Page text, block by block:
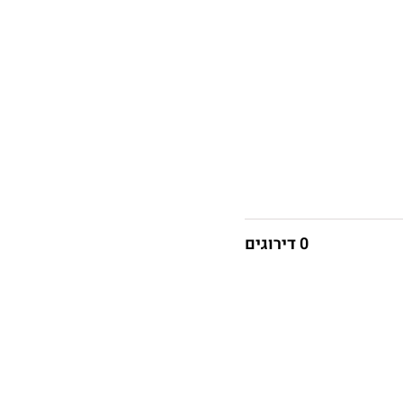
0 דירוגים